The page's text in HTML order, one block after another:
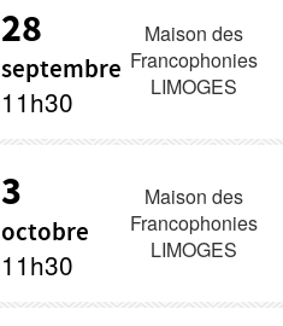
28
septembre
11h30
Maison des
Francophonies
LIMOGES
3
octobre
11h30
Maison des
Francophonies
LIMOGES